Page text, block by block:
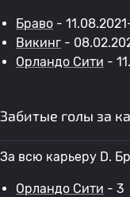
Браво -
Викинг -
Орландо Сити -
Забитые голы за
За всю карьеру D.
Орландо Сити - 3